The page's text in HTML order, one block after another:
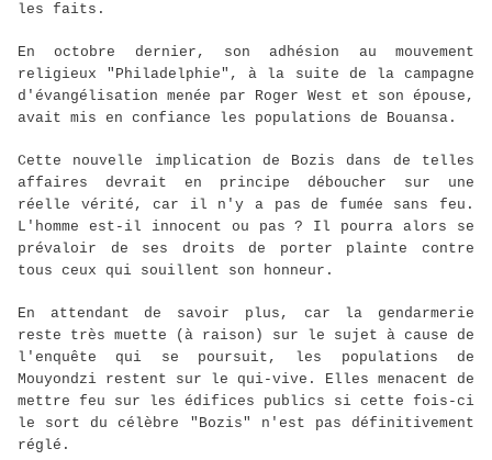
les faits.
En octobre dernier, son adhésion au mouvement
religieux "Philadelphie", à la suite de la campagne
d'évangélisation menée par Roger West et son épouse,
avait mis en confiance les populations de Bouansa.
Cette nouvelle implication de Bozis dans de telles
affaires devrait en principe déboucher sur une
réelle vérité, car il n'y a pas de fumée sans feu.
L'homme est-il innocent ou pas ? Il pourra alors se
prévaloir de ses droits de porter plainte contre
tous ceux qui souillent son honneur.
En attendant de savoir plus, car la gendarmerie
reste très muette (à raison) sur le sujet à cause de
l'enquête qui se poursuit, les populations de
Mouyondzi restent sur le qui-vive. Elles menacent de
mettre feu sur les édifices publics si cette fois-ci
le sort du célèbre "Bozis" n'est pas définitivement
réglé.